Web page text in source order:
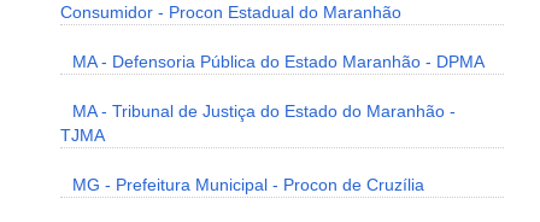
Consumidor - Procon Estadual do Maranhão
MA - Defensoria Pública do Estado Maranhão - DPMA
MA - Tribunal de Justiça do Estado do Maranhão -
TJMA
MG - Prefeitura Municipal - Procon de Cruzília